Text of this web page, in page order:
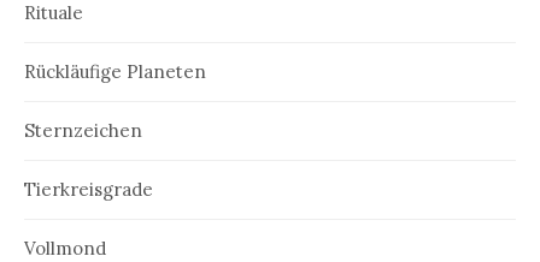
Rituale
Rückläufige Planeten
Sternzeichen
Tierkreisgrade
Vollmond